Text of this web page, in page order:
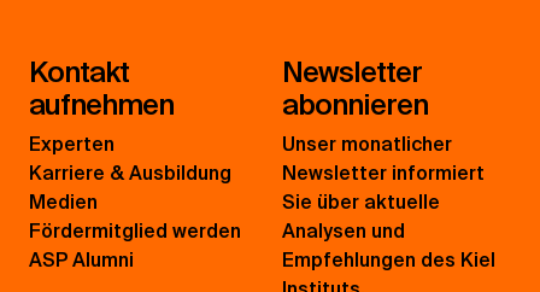
Kontakt
aufnehmen
Experten
Karriere & Ausbildung
Medien
Fördermitglied werden
ASP Alumni
Newsletter
abonnieren
Unser monatlicher
Newsletter informiert
Sie über aktuelle
Analysen und
Empfehlungen des Kiel